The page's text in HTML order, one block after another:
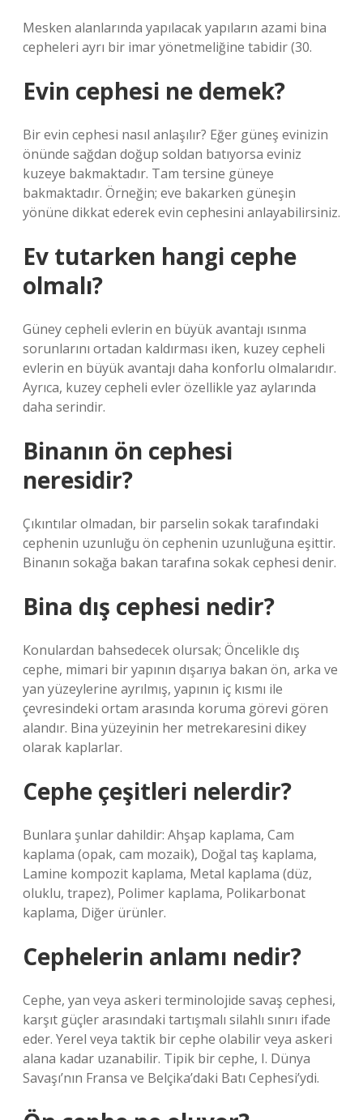
Mesken alanlarında yapılacak yapıların azami bina
cepheleri ayrı bir imar yönetmeliğine tabidir (30.
Evin cephesi ne demek?
Bir evin cephesi nasıl anlaşılır? Eğer güneş evinizin
önünde sağdan doğup soldan batıyorsa eviniz
kuzeye bakmaktadır. Tam tersine güneye
bakmaktadır. Örneğin; eve bakarken güneşin
yönüne dikkat ederek evin cephesini anlayabilirsiniz.
Ev tutarken hangi cephe
olmalı?
Güney cepheli evlerin en büyük avantajı ısınma
sorunlarını ortadan kaldırması iken, kuzey cepheli
evlerin en büyük avantajı daha konforlu olmalarıdır.
Ayrıca, kuzey cepheli evler özellikle yaz aylarında
daha serindir.
Binanın ön cephesi
neresidir?
Çıkıntılar olmadan, bir parselin sokak tarafındaki
cephenin uzunluğu ön cephenin uzunluğuna eşittir.
Binanın sokağa bakan tarafına sokak cephesi denir.
Bina dış cephesi nedir?
Konulardan bahsedecek olursak; Öncelikle dış
cephe, mimari bir yapının dışarıya bakan ön, arka ve
yan yüzeylerine ayrılmış, yapının iç kısmı ile
çevresindeki ortam arasında koruma görevi gören
alandır. Bina yüzeyinin her metrekaresini dikey
olarak kaplarlar.
Cephe çeşitleri nelerdir?
Bunlara şunlar dahildir: Ahşap kaplama, Cam
kaplama (opak, cam mozaik), Doğal taş kaplama,
Lamine kompozit kaplama, Metal kaplama (düz,
oluklu, trapez), Polimer kaplama, Polikarbonat
kaplama, Diğer ürünler.
Cephelerin anlamı nedir?
Cephe, yan veya askeri terminolojide savaş cephesi,
karşıt güçler arasındaki tartışmalı silahlı sınırı ifade
eder. Yerel veya taktik bir cephe olabilir veya askeri
alana kadar uzanabilir. Tipik bir cephe, I. Dünya
Savaşı’nın Fransa ve Belçika’daki Batı Cephesi’ydi.